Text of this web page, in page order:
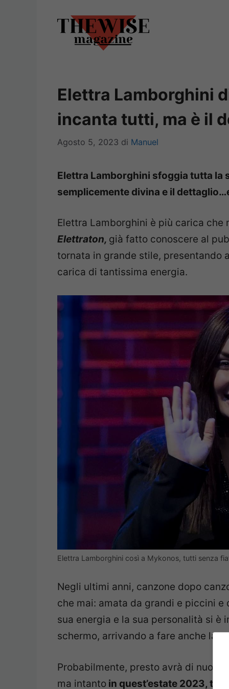
Elettra Lamborghini
incanta tutti, ma è il
Agosto 5, 2023 di Manuel
Elettra Lamborghini sfoggia tutta la
semplicemente divina e il
Elettra Lamborghini è più carica che
Elettraton, già fatto conoscere al
tornata in grande stile, presentando
carica di tantissima energia.
Elettra Lamborghini così a Mykonos, tutti senza
Negli ultimi anni, canzone dopo
che mai: amata da grandi e piccini e
sua energia e la sua personalità si
schermo, arrivando a fare anche la
Probabilmente, presto avrà di nuovo
ma intanto in quest’estate 2023, tra